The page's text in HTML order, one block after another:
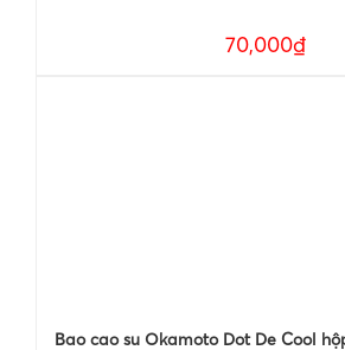
70,000₫
Bao cao su Okamoto Dot De Cool